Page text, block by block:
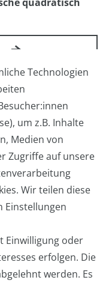
/ Flugbegleiter /
Laptoptasche /
Groß
Technologien
um z.B. Inhalte
Medien von
Zugriffe auf unsere
Wir teilen diese
Einstellungen
Einwilligung oder
erfolgen. Die
werden. Es